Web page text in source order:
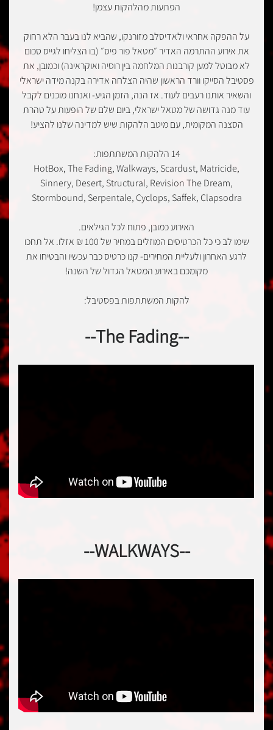
הפתעות מהלהקות עצמן!
על ההפקה אחראי ולאדיסלב מזורנקו, שהביא לנו בעבר הלא רחוק
את אירוע ההתרמה האדיר ״מטאל פור פיס״ (בו הצליחו לגייס סכום
לא מבוטל למען קורבנות המלחמה בין רוסיה ואוקראינה) וכמובן, את
פסטיבל הסייקו וורד הראשון שהיה הצלחה אדירה בקנה מידה ישראלי
והשאיר אותנו רעבים לעוד. אז הנה, הזמן הגיע- ואנחנו מוכנים לקבל
עוד מנה גדושה של מטאל ישראלי, ביום שלם של הופעות על טהרת
הסצנה המקומית, עם מיטב הלהקות שיש למדינה שלנו להציע!
14 הלהקות המשתתפות:
‏HotBox, The Fading, Walkways, Scardust, Matricide,
Sinnery, Desert, Structural, Revision The Dream,
Stormbound, Serpentale, Cyclops, Saffek, Clapsodra
האירוע כמובן, פתוח לכל הגילאים.
שימו לב כי כל הכרטיסים המוזלים במחיר של 100 ₪ אזלו. אל תחכו
לרגע האחרון ולעליית המחירים- קנו כרטיס כבר עכשיו והבטיחו את
מקומכם באירוע המטאל הגדול של השנה!
להקות המשתתפות בפסטיבל:
--The Fading--
--WALKWAYS--